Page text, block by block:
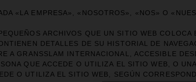
«LA EMPRESA», «NOSOTROS», «NOS» O
ARCHIVOS QUE UN SITIO WEB
DETALLES DE SU HISTORIAL DE
A GRANSSLAM INTERNACIONAL, ACCESIBLE
QUE ACCEDE O UTILIZA EL SITIO WEB, O
O UTILIZA EL SITIO WEB, SEGÚN